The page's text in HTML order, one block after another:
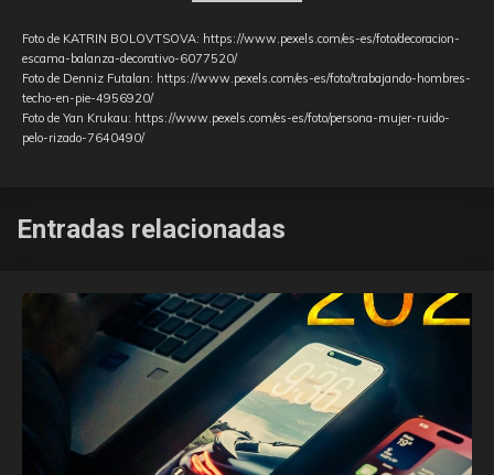
Foto de KATRIN BOLOVTSOVA: https://www.pexels.com/es-es/foto/decoracion-
escama-balanza-decorativo-6077520/
Foto de Denniz Futalan: https://www.pexels.com/es-es/foto/trabajando-hombres-
techo-en-pie-4956920/
Foto de Yan Krukau: https://www.pexels.com/es-es/foto/persona-mujer-ruido-
pelo-rizado-7640490/
Entradas relacionadas